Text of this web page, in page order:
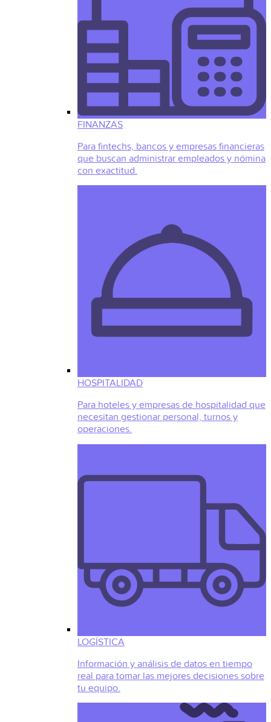
FINANZAS
Para fintechs, bancos y empresas financieras
que buscan administrar empleados y nómina
con exactitud.
HOSPITALIDAD
Para hoteles y empresas de hospitalidad que
necesitan gestionar personal, turnos y
operaciones.
LOGÍSTICA
Información y análisis de datos en tiempo
real para tomar las mejores decisiones sobre
tu equipo.